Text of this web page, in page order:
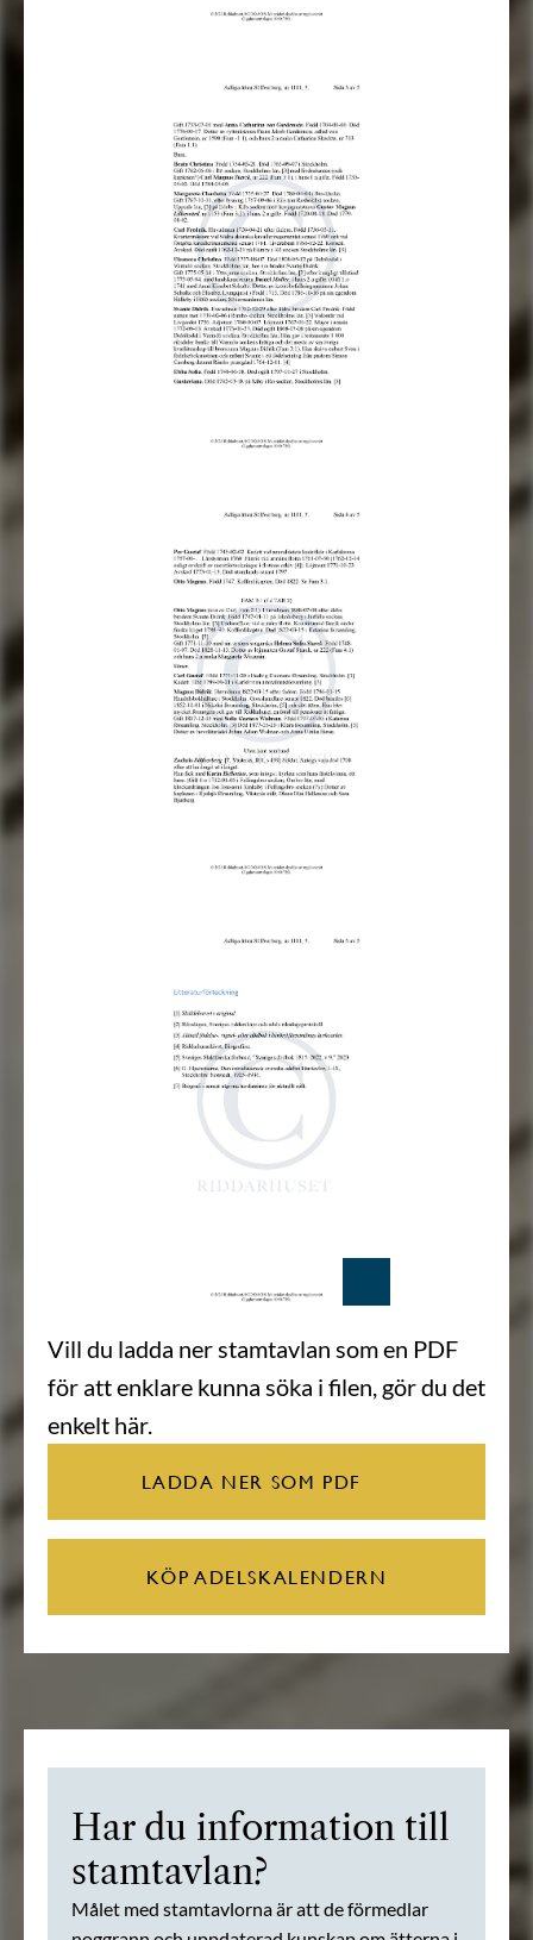
Vill du ladda ner stamtavlan som en PDF
för att enklare kunna söka i filen, gör du det
enkelt här.
LADDA NER SOM PDF
KÖP ADELSKALENDERN
Har du information till
stamtavlan?
Målet med stamtavlorna är att de förmedlar